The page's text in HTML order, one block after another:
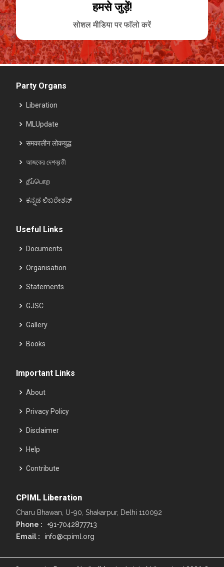
हमसे जुड़ें!
सोशल मीडिया पर फाॅलो करें
Party Organs
Liberation
MLUpdate
समकालीन लोकयुद्ध
আজকের দেশব্রতী
தீப்பொற
ಕನ್ನಡ ಲಿಬರೇಶನ್
Useful Links
Documents
Organisation
Statements
GJSC
Gallery
Books
Important Links
About
Privacy Policy
Disclaimer
Help
Contribute
CPIML Liberation
Charu Bhawan, U-90, Shakarpur, Delhi 110092
Phone :
+91-7042877713
Email :
info@cpiml.org